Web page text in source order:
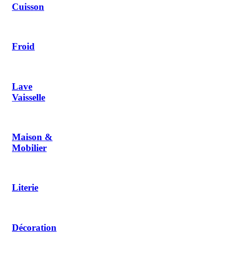
Cuisson
Froid
Lave
Vaisselle
Maison &
Mobilier
Literie
Décoration